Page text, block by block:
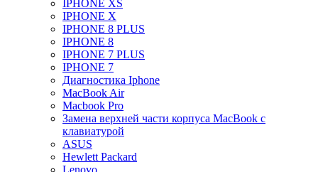
IPHONE XS
IPHONE X
IPHONE 8 PLUS
IPHONE 8
IPHONE 7 PLUS
IPHONE 7
Диагностика Iphone
MacBook Air
Macbook Pro
Замена верхней части корпуса MacBook с
клавиатурой
ASUS
Hewlett Packard
Lenovo